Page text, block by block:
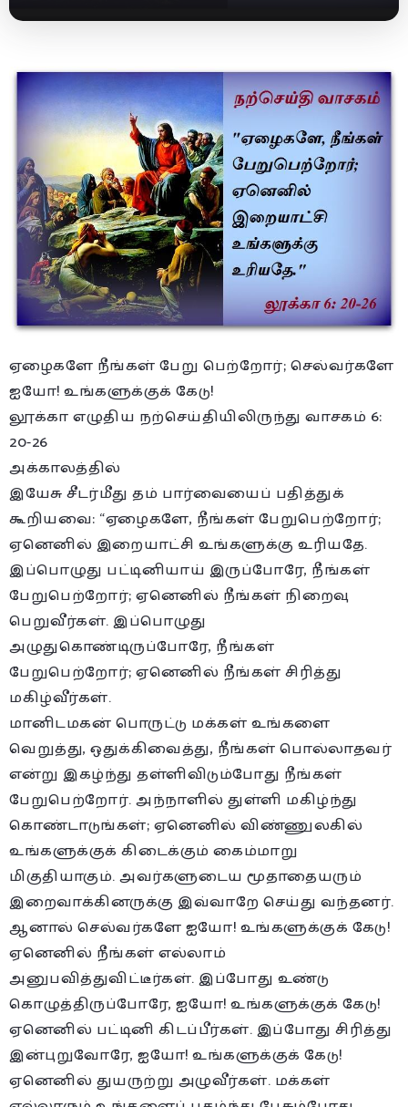
ஏழைகளே நீங்கள் பேறு பெற்றோர்; செல்வர்களே
ஐயோ! உங்களுக்குக் கேடு!
லூக்கா எழுதிய நற்செய்தியிலிருந்து வாசகம் 6:
20-26
அக்காலத்தில்
இயேசு சீடர்மீது தம் பார்வையைப் பதித்துக்
கூறியவை: “ஏழைகளே, நீங்கள் பேறுபெற்றோர்;
ஏனெனில் இறையாட்சி உங்களுக்கு உரியதே.
இப்பொழுது பட்டினியாய் இருப்போரே, நீங்கள்
பேறுபெற்றோர்; ஏனெனில் நீங்கள் நிறைவு
பெறுவீர்கள். இப்பொழுது
அழுதுகொண்டிருப்போரே, நீங்கள்
பேறுபெற்றோர்; ஏனெனில் நீங்கள் சிரித்து
மகிழ்வீர்கள்.
மானிடமகன் பொருட்டு மக்கள் உங்களை
வெறுத்து, ஒதுக்கிவைத்து, நீங்கள் பொல்லாதவர்
என்று இகழ்ந்து தள்ளிவிடும்போது நீங்கள்
பேறுபெற்றோர். அந்நாளில் துள்ளி மகிழ்ந்து
கொண்டாடுங்கள்; ஏனெனில் விண்ணுலகில்
உங்களுக்குக் கிடைக்கும் கைம்மாறு
மிகுதியாகும். அவர்களுடைய மூதாதையரும்
இறைவாக்கினருக்கு இவ்வாறே செய்து வந்தனர்.
ஆனால் செல்வர்களே ஐயோ! உங்களுக்குக் கேடு!
ஏனெனில் நீங்கள் எல்லாம்
அனுபவித்துவிட்டீர்கள். இப்போது உண்டு
கொழுத்திருப்போரே, ஐயோ! உங்களுக்குக் கேடு!
ஏனெனில் பட்டினி கிடப்பீர்கள். இப்போது சிரித்து
இன்புறுவோரே, ஐயோ! உங்களுக்குக் கேடு!
ஏனெனில் துயருற்று அழுவீர்கள். மக்கள்